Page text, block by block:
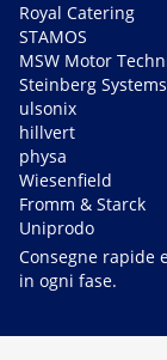
Royal Catering
STAMOS
MSW Motor
Steinberg Systems
ulsonix
hillvert
physa
Wiesenfield
Fromm & Starck
Uniprodo
Consegne rapide
in ogni fase.